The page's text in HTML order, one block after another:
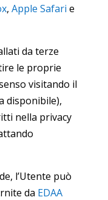
, Apple Safari e
da terze
le proprie
visitando il
disponibile),
nella privacy
l’Utente può
da EDAA